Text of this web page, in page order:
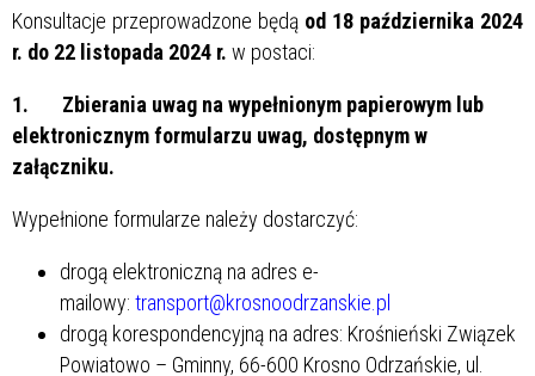
Konsultacje przeprowadzone będą od 18 października 2024
r. do 22 listopada 2024 r. w postaci:
1. Zbierania uwag na wypełnionym papierowym lub
elektronicznym formularzu uwag, dostępnym w
załączniku.
Wypełnione formularze należy dostarczyć:
drogą elektroniczną na adres e-
mailowy: transport@krosnoodrzanskie.pl
drogą korespondencyjną na adres: Krośnieński Związek
Powiatowo – Gminny, 66-600 Krosno Odrzańskie, ul.